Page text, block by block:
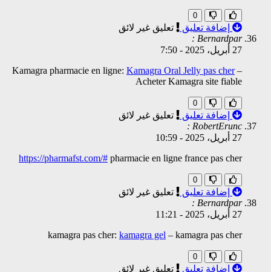
0
إضافة تعليق
تعليق غير لائق
Bernardpar :
27 أبريل، 2025
-
7:50
Kamagra pharmacie en ligne: Kamagra Oral Jelly pas cher–
Acheter Kamagra site fiable
0
إضافة تعليق
تعليق غير لائق
RobertErunc :
27 أبريل، 2025
-
10:59
https://pharmafst.com/# pharmacie en ligne france pas cher
0
إضافة تعليق
تعليق غير لائق
Bernardpar :
27 أبريل، 2025
-
11:21
kamagra pas cher: kamagra gel – kamagra pas cher
0
إضافة تعليق
تعليق غير لائق